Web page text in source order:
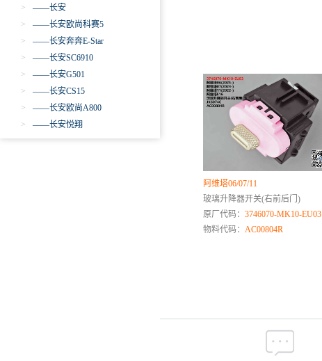
>
——长安
>
——长安欧尚科赛5
>
——长安奔奔E-Star
>
——长安SC6910
>
——长安G501
>
——长安CS15
>
——长安欧尚A800
>
——长安悦翔
阿维塔06/07/11
玻璃升降器开关(右前后门)
原厂代码： 3746070-MK10-EU03
物料代码： AC00804R